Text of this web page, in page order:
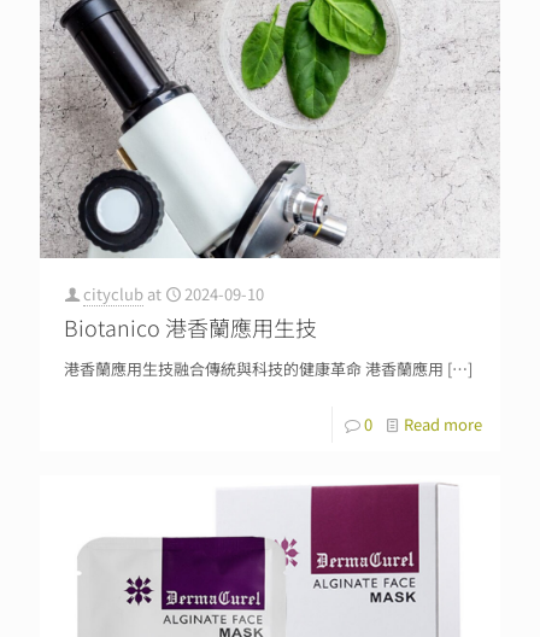
cityclub at 2024-09-10
Biotanico 港香蘭應用生技
港香蘭應用生技融合傳統與科技的健康革命 港香蘭應用 […]
0 Read more